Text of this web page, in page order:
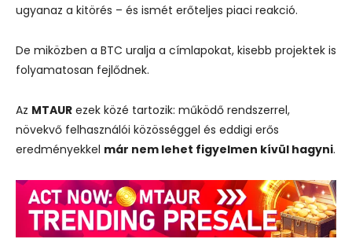
ugyanaz a kitörés – és ismét erőteljes piaci reakció.
De miközben a BTC uralja a címlapokat, kisebb projektek is
folyamatosan fejlődnek.
Az MTAUR ezek közé tartozik: működő rendszerrel,
növekvő felhasználói közösséggel és eddigi erős
eredményekkel már nem lehet figyelmen kívül hagyni.